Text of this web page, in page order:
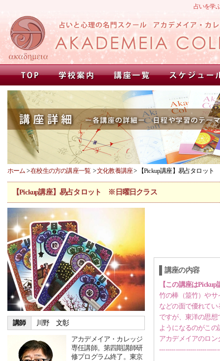
占いを学
ホーム >在校生の方の講座一覧 >文化教養講座> 【Pickup講座】易占タロッ
【Pickup講座】易占タロット ※日曜日クラス
講師 川野 文彰
アカデメイア・カレッジ
専任講師。第四期講師研
修プログラム終了。東京
講座の内容
【この講座は
竹の棒（筮竹）やサ
などの面で優れて
ですが、東洋の思
ようになるのがこ
アカデメイアのロ